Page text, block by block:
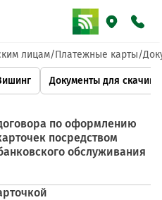
лицам Платежные карты
Документы для
по оформлению
посредством
обслуживания